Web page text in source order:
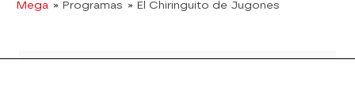
Mega » Programas » El Chiringuito de Jugones